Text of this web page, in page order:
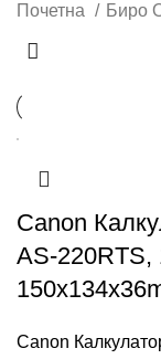
Почетна Биро
Canon
AS-220RTS,
Canon